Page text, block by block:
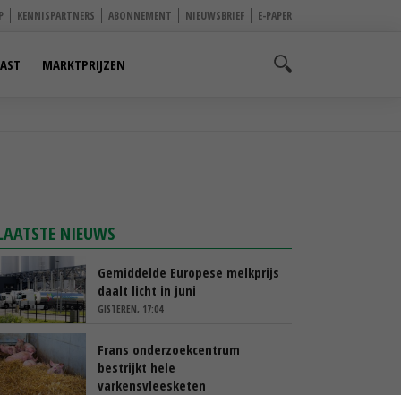
KENNISPARTNERS ABONNEMENT NIEUWSBRIEF E-PAPER
MARKTPRIJZEN
NIEUWS
Gemiddelde Europese melkprijs
daalt licht in juni
GISTEREN, 17:04
Frans onderzoekcentrum
bestrijkt hele
varkensvleesketen